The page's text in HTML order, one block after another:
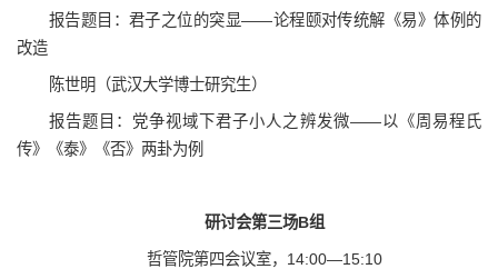
报告题目：君子之位的突显——论程颐对传统解《易》体例的
改造
陈世明（武汉大学博士研究生）
报告题目：党争视域下君子小人之辨发微——以《周易程氏
传》《泰》《否》两卦为例
研讨会第三场B组
哲管院第四会议室，14:00—15:10